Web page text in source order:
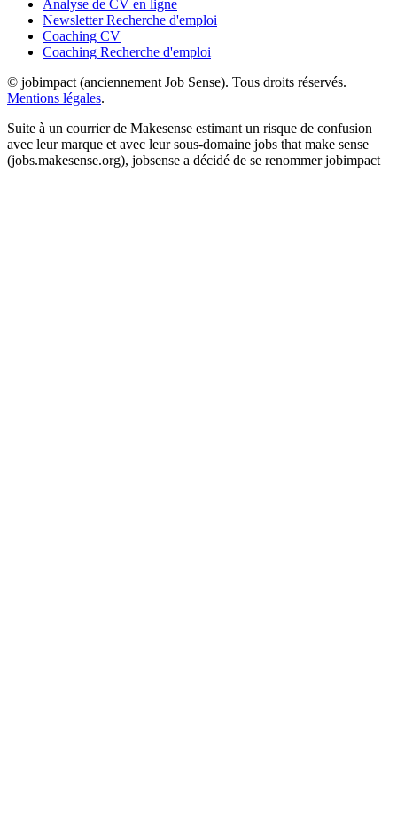
Analyse de CV en ligne
Newsletter Recherche d'emploi
Coaching CV
Coaching Recherche d'emploi
© jobimpact (anciennement Job Sense). Tous droits réservés.
Mentions légales.
Suite à un courrier de Makesense estimant un risque de confusion
avec leur marque et avec leur sous-domaine jobs that make sense
(jobs.makesense.org), jobsense a décidé de se renommer jobimpact